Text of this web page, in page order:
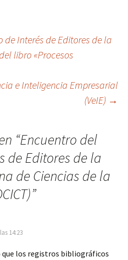
Interés de Editores de la
libro «Procesos
e Inteligencia Empresarial
(VeIE) →
“Encuentro del
de Editores de la
de Ciencias de la
”
14:23
los registros bibliográficos